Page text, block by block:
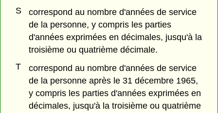
S
correspond au nombre d'années de service
de la personne, y compris les parties
d'années exprimées en décimales, jusqu'à la
troisième ou quatrième décimale.
T
correspond au nombre d'années de service
de la personne après le 31 décembre 1965,
y compris les parties d'années exprimées en
décimales, jusqu'à la troisième ou quatrième